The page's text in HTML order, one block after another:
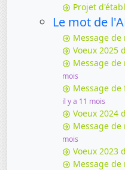
Projet
Le mot de
Message
Voeux 2025
Message de
mois
Message de
il y a 11 mois
Voeux 2024
Message de
mois
Voeux 2023
Message de